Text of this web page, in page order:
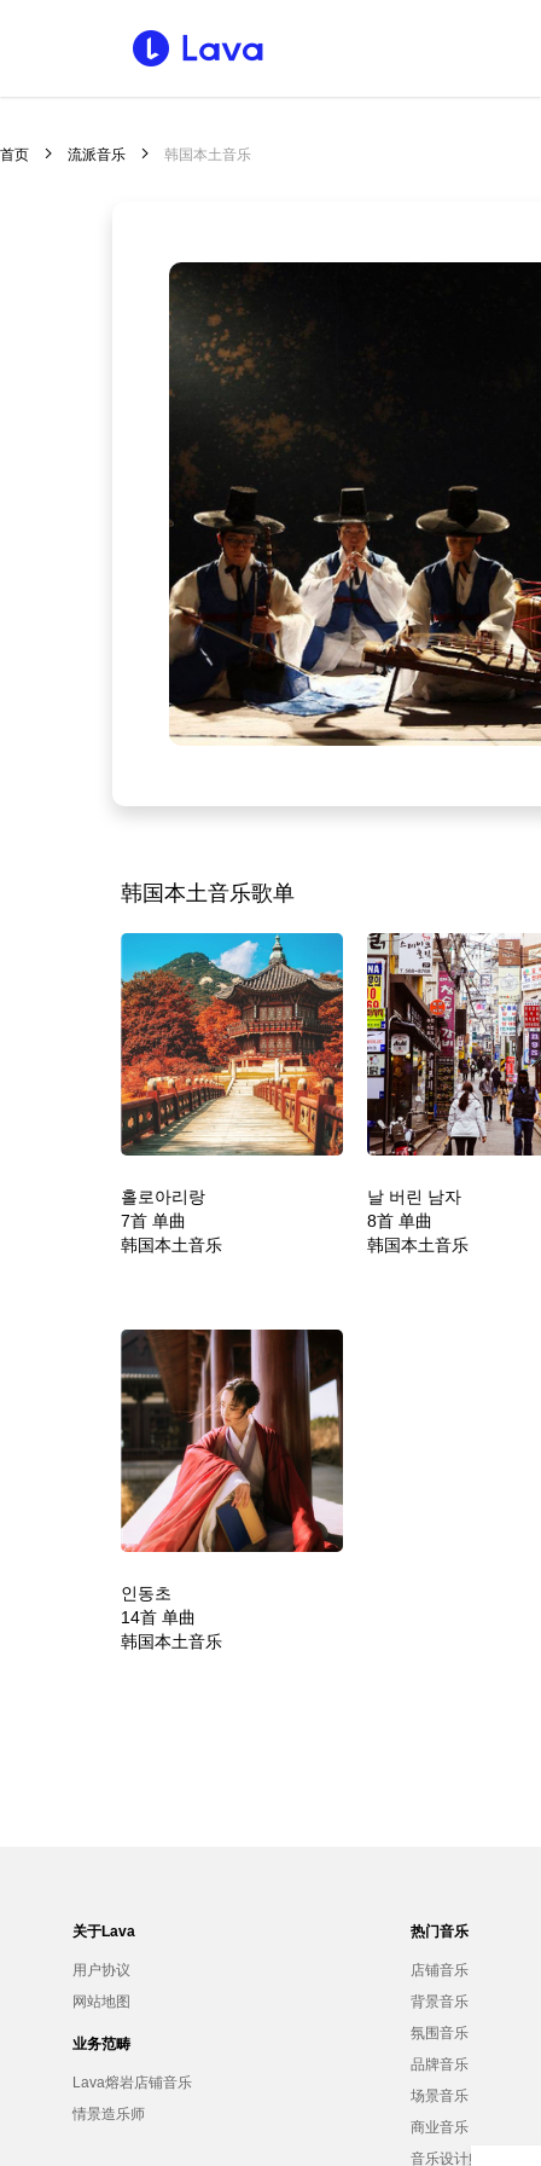
首页 流派音乐 韩国本土音乐
韩国本土音乐歌单
홀로아리랑
7首 单曲
韩国本土音乐
날 버린 남자
8首 单曲
韩国本土音乐
인동초
14首 单曲
韩国本土音乐
关于Lava
用户协议
网站地图
业务范畴
Lava熔岩店铺音乐
情景造乐师
热门音乐
店铺音乐
背景音乐
氛围音乐
品牌音乐
场景音乐
商业音乐
音乐设计师